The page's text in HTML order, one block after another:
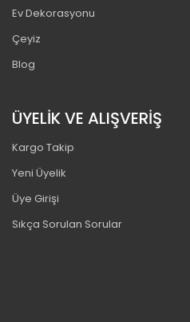
Ev Dekorasyonu
Çeyiz
Blog
ÜYELİK VE ALIŞVERİŞ
Kargo Takip
Yeni Üyelik
Üye Girişi
Sıkça Sorulan Sorular